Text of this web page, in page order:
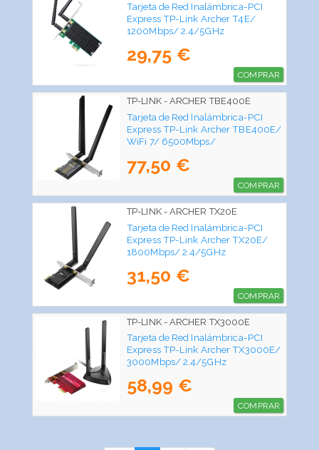
Tarjeta de Red Inalámbrica-PCI
Express TP-Link Archer T4E/
1200Mbps/ 2.4/5GHz
29,75 €
COMPRAR
TP-LINK - ARCHER TBE400E
Tarjeta de Red Inalámbrica-PCI
Express TP-Link Archer TBE400E/
WiFi 7/ 6500Mbps/
77,50 €
COMPRAR
TP-LINK - ARCHER TX20E
Tarjeta de Red Inalámbrica-PCI
Express TP-Link Archer TX20E/
1800Mbps/ 2.4/5GHz
31,50 €
COMPRAR
TP-LINK - ARCHER TX3000E
Tarjeta de Red Inalámbrica-PCI
Express TP-Link Archer TX3000E/
3000Mbps/ 2.4/5GHz
58,99 €
COMPRAR